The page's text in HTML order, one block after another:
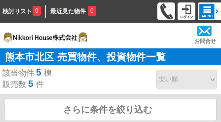
検討リスト 0 最近見た物件 0
お問合せ
熊本市北区 売買物件、投資物件一覧
該当物件 5 棟
販売数 5 件
さらに条件を絞り込む